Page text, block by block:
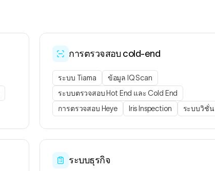
การตรวจสอบ cold-end
ระบบ Tiama
ข้อมูล IQ Scan
ระบบตรวจสอบ Hot End และ Cold End
การตรวจสอบ Heye
Iris Inspection ระบบวิชั่น
ระบบธุรกิจ